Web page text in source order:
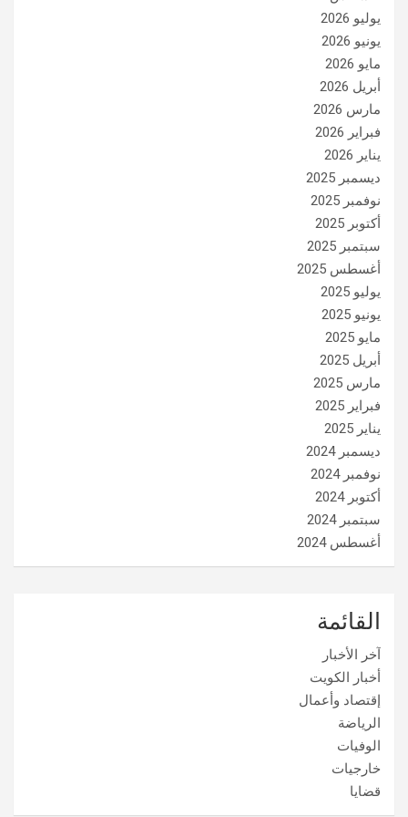
يوليو 2026
يونيو 2026
مايو 2026
أبريل 2026
مارس 2026
فبراير 2026
يناير 2026
ديسمبر 2025
نوفمبر 2025
أكتوبر 2025
سبتمبر 2025
أغسطس 2025
يوليو 2025
يونيو 2025
مايو 2025
أبريل 2025
مارس 2025
فبراير 2025
يناير 2025
ديسمبر 2024
نوفمبر 2024
أكتوبر 2024
سبتمبر 2024
أغسطس 2024
القائمة
آخر الأخبار
أخبار الكويت
إقتصاد وأعمال
الرياضة
الوفيات
خارجيات
قضايا